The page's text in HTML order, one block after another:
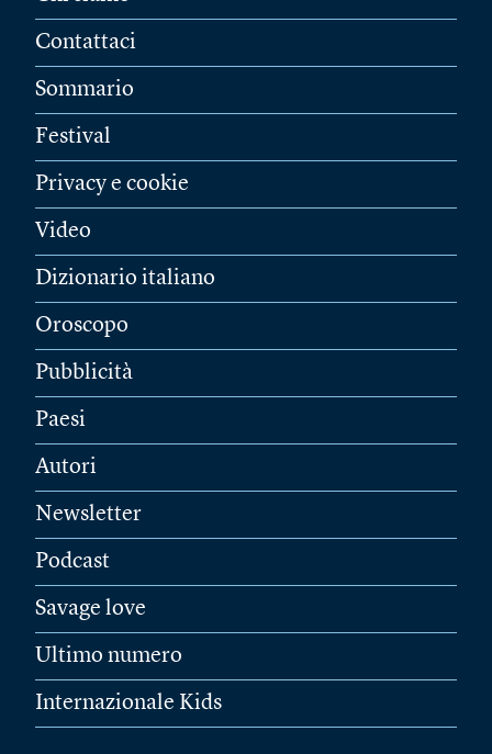
Contattaci
Sommario
Festival
Privacy e cookie
Video
Dizionario italiano
Oroscopo
Pubblicità
Paesi
Autori
Newsletter
Podcast
Savage love
Ultimo numero
Internazionale Kids